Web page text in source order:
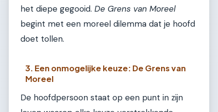
het diepe gegooid. De Grens van Moreel
begint met een moreel dilemma dat je hoofd
doet tollen.
3. Een onmogelijke keuze: De Grens van
Moreel
De hoofdpersoon staat op een punt in zijn